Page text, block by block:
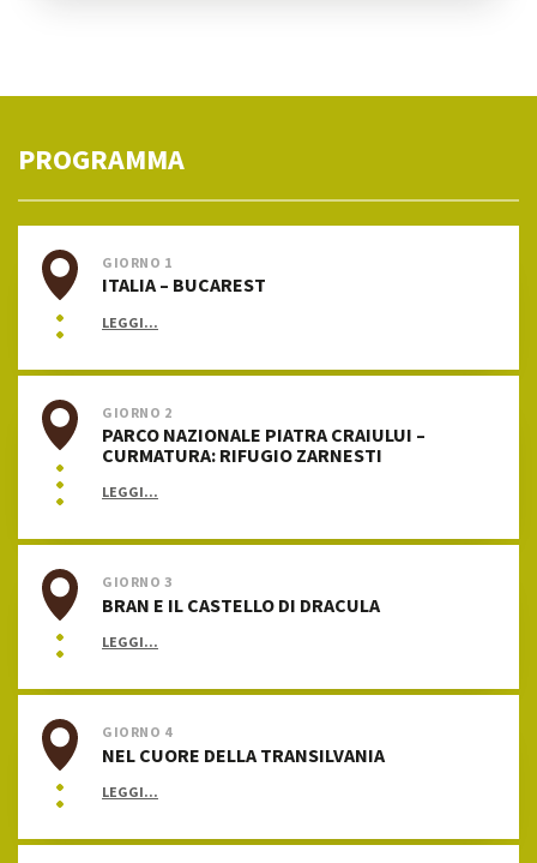
PROGRAMMA
GIORNO 1
ITALIA – BUCAREST
LEGGI...
GIORNO 2
PARCO NAZIONALE PIATRA CRAIULUI –
CURMATURA: RIFUGIO ZARNESTI
LEGGI...
GIORNO 3
BRAN E IL CASTELLO DI DRACULA
LEGGI...
GIORNO 4
NEL CUORE DELLA TRANSILVANIA
LEGGI...